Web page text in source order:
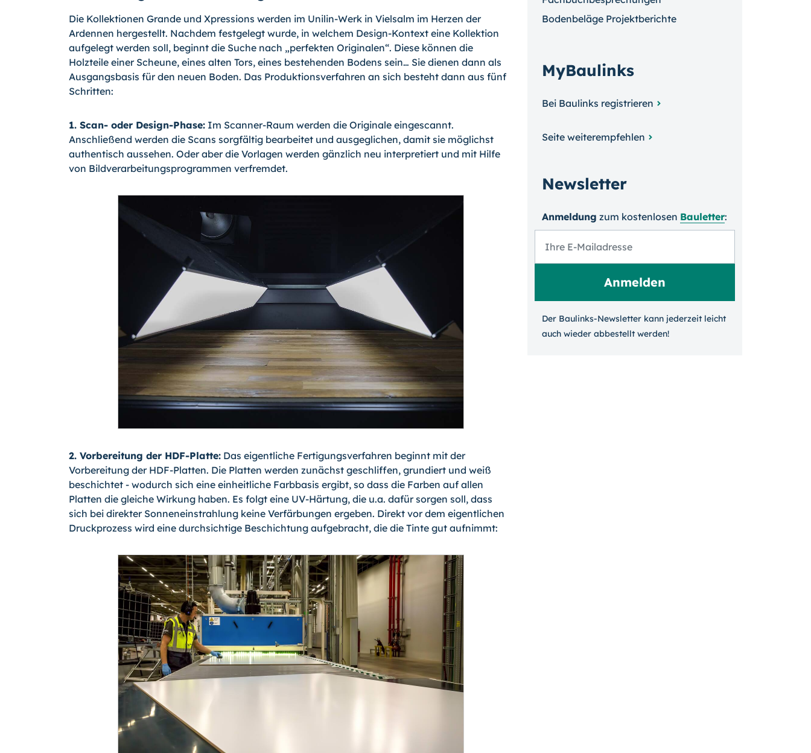
Die Kollektionen Grande und Xpressions werden im Unilin-Werk in Vielsalm im Herzen der
Ardennen hergestellt. Nachdem festgelegt wurde, in welchem Design-Kontext eine Kollektion
aufgelegt werden soll, beginnt die Suche nach „perfekten Originalen“. Diese können die
Holzteile einer Scheune, eines alten Tors, eines bestehenden Bodens sein… Sie dienen dann als
Ausgangsbasis für den neuen Boden. Das Produktionsverfahren an sich besteht dann aus fünf
Schritten:
1. Scan- oder Design-Phase: Im Scanner-Raum werden die Originale eingescannt.
Anschließend werden die Scans sorgfältig bearbeitet und ausgeglichen, damit sie möglichst
authentisch aussehen. Oder aber die Vorlagen werden gänzlich neu interpretiert und mit Hilfe
von Bildverarbeitungsprogrammen verfremdet.
2. Vorbereitung der HDF-Platte: Das eigentliche Fertigungsverfahren beginnt mit der
Vorbereitung der HDF-Platten. Die Platten werden zunächst geschliffen, grundiert und weiß
beschichtet - wodurch sich eine einheitliche Farbbasis ergibt, so dass die Farben auf allen
Platten die gleiche Wirkung haben. Es folgt eine UV-Härtung, die u.a. dafür sorgen soll, dass
sich bei direkter Sonneneinstrahlung keine Verfärbungen ergeben. Direkt vor dem eigentlichen
Druckprozess wird eine durchsichtige Beschichtung aufgebracht, die die Tinte gut aufnimmt:
Bodenbeläge Projektberichte
MyBaulinks
Bei Baulinks registrieren
Seite weiterempfehlen
Newsletter
Anmeldung zum kosten­losen Bauletter:
Der Baulinks-Newsletter kann jeder­zeit leicht
auch wieder ab­bestellt werden!